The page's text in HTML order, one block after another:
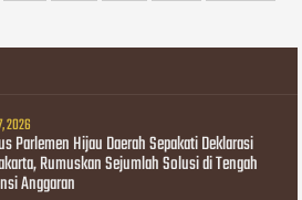
2026
Parlemen Hijau Daerah Sepakati Deklarasi
Rumuskan Sejumlah Solusi di Tengah
Anggaran